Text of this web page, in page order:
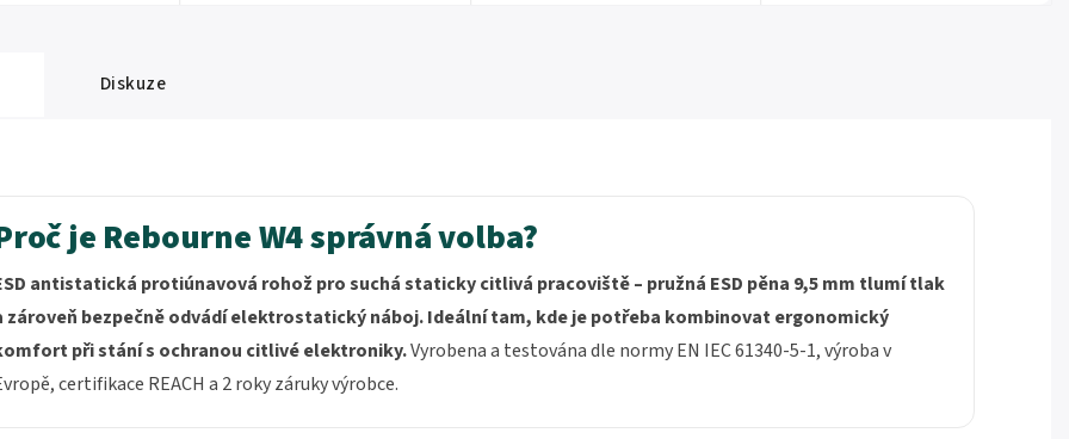
Diskuze
je Rebourne W4 správná volba?
antistatická protiúnavová rohož pro suchá staticky citlivá pracoviště – pružná ESD pěna 9,5 mm tlumí tlak
zároveň bezpečně odvádí elektrostatický náboj.Ideální tam, kde je potřeba kombinovat ergonomický
při stání s ochranou citlivé elektroniky.Vyrobena a testována dle normy EN IEC 61340-5-1, výroba v
certifikace REACH a 2 roky záruky výrobce.